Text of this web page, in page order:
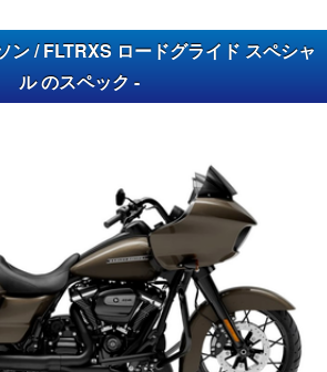
ン / FLTRXS ロードグライド スペシャ
ル のスペック -